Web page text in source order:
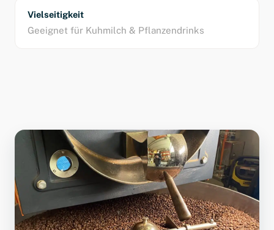
Vielseitigkeit
Geeignet für Kuhmilch & Pflanzendrinks